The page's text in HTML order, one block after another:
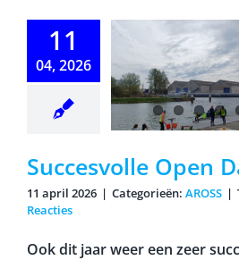
11
04, 2026
Dag
Succesvolle Open
11 april 2026 | Categorieën: AROSS |
Reacties
Ook dit jaar weer een zeer